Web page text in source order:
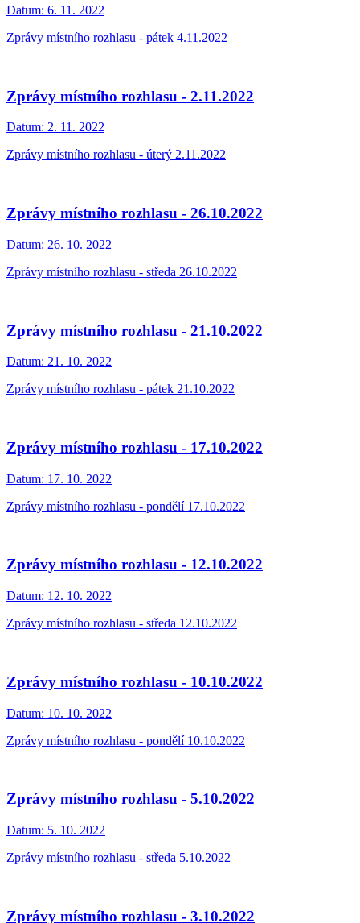
Datum: 6. 11. 2022
Zprávy místního rozhlasu - pátek 4.11.2022
Zprávy místního rozhlasu - 2.11.2022
Datum: 2. 11. 2022
Zprávy místního rozhlasu - úterý 2.11.2022
Zprávy místního rozhlasu - 26.10.2022
Datum: 26. 10. 2022
Zprávy místního rozhlasu - středa 26.10.2022
Zprávy místního rozhlasu - 21.10.2022
Datum: 21. 10. 2022
Zprávy místního rozhlasu - pátek 21.10.2022
Zprávy místního rozhlasu - 17.10.2022
Datum: 17. 10. 2022
Zprávy místního rozhlasu - pondělí 17.10.2022
Zprávy místního rozhlasu - 12.10.2022
Datum: 12. 10. 2022
Zprávy místního rozhlasu - středa 12.10.2022
Zprávy místního rozhlasu - 10.10.2022
Datum: 10. 10. 2022
Zprávy místního rozhlasu - pondělí 10.10.2022
Zprávy místního rozhlasu - 5.10.2022
Datum: 5. 10. 2022
Zprávy místního rozhlasu - středa 5.10.2022
Zprávy místního rozhlasu - 3.10.2022